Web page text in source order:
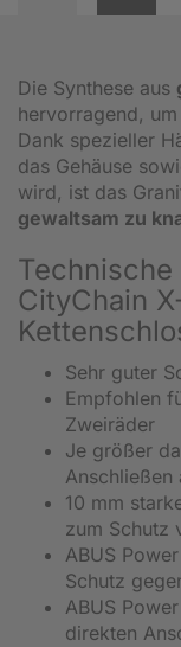
Die Synthese aus
hervorragend,
Dank spezieller
das Gehäuse
wird, ist das
gewaltsam zu
CityChain
Sehr guter
Empfohlen
Zweiräder
Je größer
Anschließen
10 mm
zum Schutz
ABUS
Schutz
ABUS
direkten